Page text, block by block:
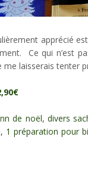
apprécié
Ce qui n’est
laisserais tenter
de noël, divers
préparation pour